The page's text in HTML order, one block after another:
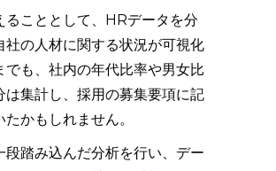
ることとして、HRデータを分
社の人材に関する状況が可視化
でも、社内の年代比率や男女比
は集計し、採用の募集要項に記
かもしれません。
段踏み込んだ分析を行い、デー